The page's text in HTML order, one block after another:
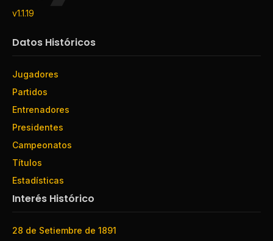
v1.1.19
Datos Históricos
Jugadores
Partidos
Entrenadores
Presidentes
Campeonatos
Títulos
Estadísticas
Interés Histórico
28 de Setiembre de 1891